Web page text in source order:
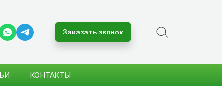
Заказать звонок
КОНТАКТЫ